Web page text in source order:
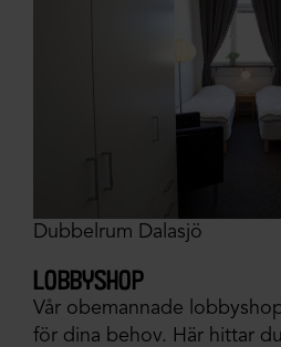
Dubbelrum Dalasjö
lobbyshop
Vår obemannade
för dina behov. Här hittar